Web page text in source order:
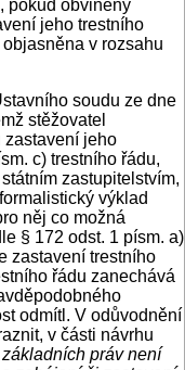
pokud obviněný
jeho trestního
v rozsahu
soudu ze dne
stěžovatel
zastavení jeho
c) trestního řádu,
zastupitelstvím,
výklad
něj co možná
§ 172 odst. 1 písm. a)
zastavení trestního
řádu zanechává
odmítl. V odůvodnění
v části návrhu
práv není